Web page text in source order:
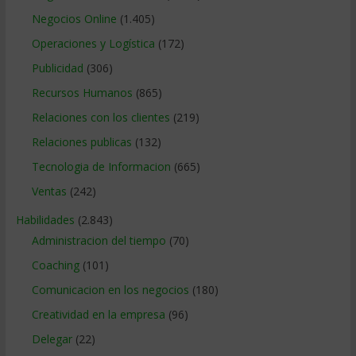
Negocios Online (1.405)
Operaciones y Logística (172)
Publicidad (306)
Recursos Humanos (865)
Relaciones con los clientes (219)
Relaciones publicas (132)
Tecnologia de Informacion (665)
Ventas (242)
Habilidades (2.843)
Administracion del tiempo (70)
Coaching(101)
Comunicacion en los negocios (180)
Creatividad en la empresa (96)
Delegar(22)